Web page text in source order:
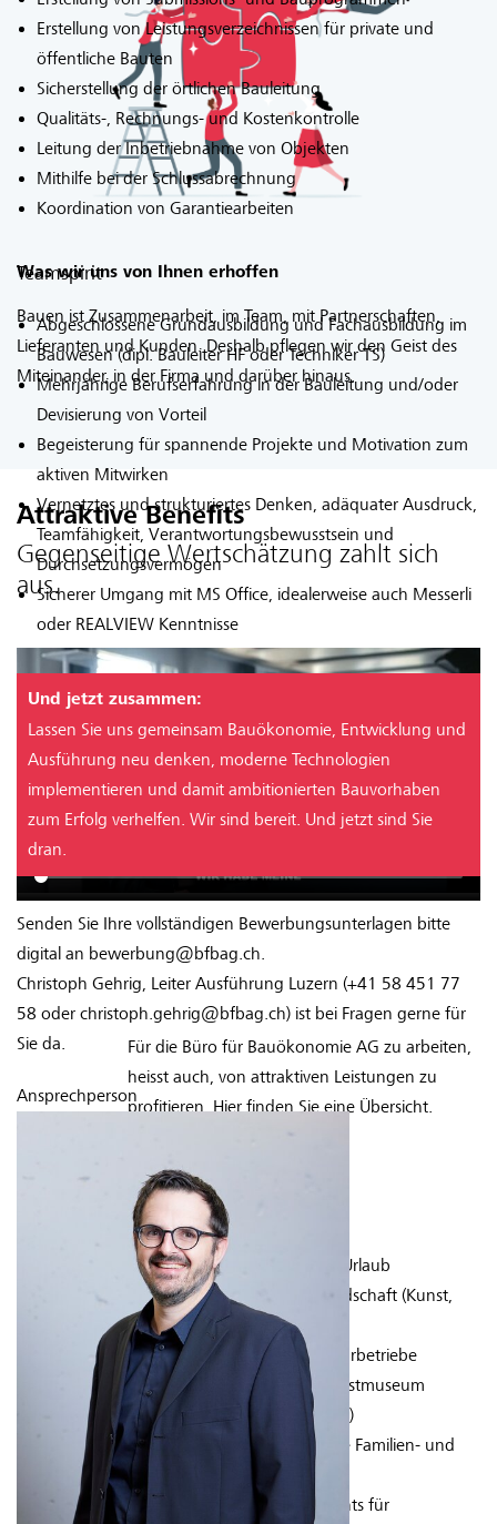
Teamspirit
Bauen ist Zusammenarbeit, im Team, mit Partnerschaften,
Lieferanten und Kunden. Deshalb pflegen wir den Geist des
Miteinander, in der Firma und darüber hinaus.
Attraktive Benefits
Gegenseitige Wertschätzung zahlt sich
aus.
Für die Büro für Bauökonomie AG zu arbeiten,
heisst auch, von attraktiven Leistungen zu
profitieren. Hier finden Sie eine Übersicht.
Freizeit und Gesundheit
5 bis 6 Wochen bezahlter Urlaub
frei wählbare Jahresmitgliedschaft (Kunst,
Kultur und Freizeit)
Firmenabo für diverse Kulturbetriebe
(Gletschgarten Luzern, Kunstmuseum
Luzern, Kleintheater Luzern)
kostenlose und vertrauliche Familien- und
Beteiligung an Abonnements für
Erstellung von Leistungsverzeichnissen für private und
öffentliche Bauten
Sicherstellung der örtlichen Bauleitung
Qualitäts-, Rechnungs- und Kostenkontrolle
Leitung der Inbetriebnahme von Objekten
Mithilfe bei der Schlussabrechnung
Koordination von Garantiearbeiten
Was wir uns von Ihnen erhoffen
Abgeschlossene Grundausbildung und Fachausbildung im
Bauwesen (dipl. Bauleiter HF oder Techniker TS)
Mehrjährige Berufserfahrung in der Bauleitung und/oder
Devisierung von Vorteil
Begeisterung für spannende Projekte und Motivation zum
aktiven Mitwirken
Vernetztes und strukturiertes Denken, adäquater Ausdruck,
Teamfähigkeit, Verantwortungsbewusstsein und
Durchsetzungsvermögen
Sicherer Umgang mit MS Office, idealerweise auch Messerli
oder REALVIEW Kenntnisse
Und jetzt zusammen:
Lassen Sie uns gemeinsam Bauökonomie, Entwicklung und
Ausführung neu denken, moderne Technologien
implementieren und damit ambitionierten Bauvorhaben
zum Erfolg verhelfen. Wir sind bereit. Und jetzt sind Sie
dran.
Senden Sie Ihre vollständigen Bewerbungsunterlagen bitte
digital an bewerbung@bfbag.ch.
Christoph Gehrig, Leiter Ausführung Luzern (+41 58 451 77
58 oder christoph.gehrig@bfbag.ch) ist bei Fragen gerne für
Sie da.
Ansprechperson